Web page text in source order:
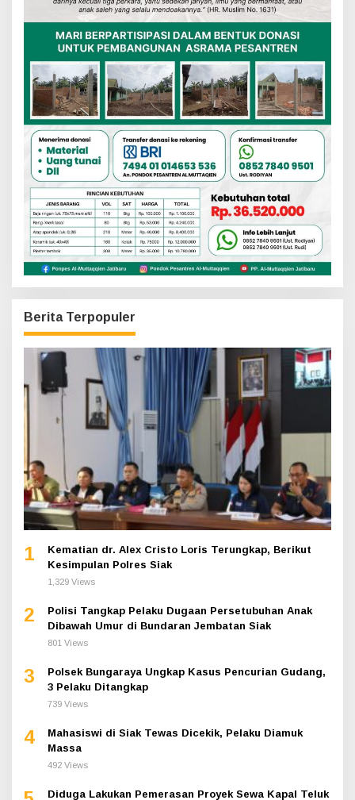
Berita Terpopuler
1
Kematian dr. Alex Cristo Loris Terungkap, Berikut
Kesimpulan Polres Siak
1,329 Views
2
Polisi Tangkap Pelaku Dugaan Persetubuhan Anak
Dibawah Umur di Bundaran Jembatan Siak
801 Views
3
Polsek Bungaraya Ungkap Kasus Pencurian Gudang,
3 Pelaku Ditangkap
739 Views
4
Mahasiswi di Siak Tewas Dicekik, Pelaku Diamuk
Massa
492 Views
Diduga Lakukan Pemerasan Proyek Sewa Kapal Teluk